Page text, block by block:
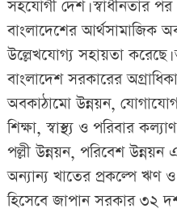
সহযোগী দেশ। স্বাধীনতার
বাংলাদেশের আর্থসামাজিক
উল্লেখযোগ্য সহায়তা করেছে।
বাংলাদেশ সরকারের
অবকাঠামো উন্নয়ন,
শিক্ষা, স্বাস্থ্য ও পরিবার
পল্লী উন্নয়ন, পরিবেশ
অন্যান্য খাতের প্রকল্পে ঋণ ও
হিসেবে জাপান সরকার ৩২